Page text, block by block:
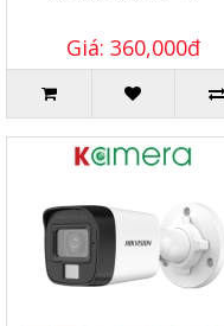
Giá: 360,000đ